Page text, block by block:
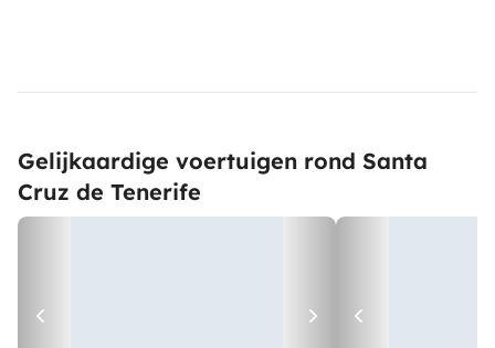
Gelijkaardige voertuigen rond Santa
Cruz de Tenerife